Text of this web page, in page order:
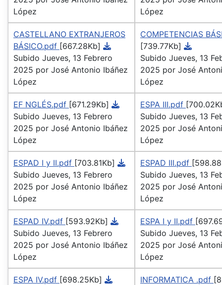
López
López
CASTELLANO EXTRANJEROS
BÁSICO.pdf [667.28Kb]
Subido Jueves, 13 Febrero
2025 por José Antonio Ibáñez
López
COMPETENCIAS
[739.77Kb]
Subido Jueves, 13
2025 por José
López
EF NGLÉS.pdf [671.29Kb]
Subido Jueves, 13 Febrero
2025 por José Antonio Ibáñez
López
ESPA III.pdf
Subido Jueves, 13
2025 por José
López
ESPAD I y II.pdf [703.81Kb]
Subido Jueves, 13 Febrero
2025 por José Antonio Ibáñez
López
ESPAD III.pdf
Subido Jueves, 13
2025 por José
López
ESPAD IV.pdf [593.92Kb]
Subido Jueves, 13 Febrero
2025 por José Antonio Ibáñez
López
ESPA I y II.pdf
Subido Jueves, 13
2025 por José
López
ESPA IV.pdf [698.25Kb]
INFORMATICA .pdf